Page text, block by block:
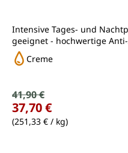
Intensive Tages- und Nachtpflege - für
geeignet - hochwertige
Jojobasamenöl und
Creme
Verkaufspreis:
Regulärer Preis:
41,90 €
37,70 €
(251,33 € / kg)